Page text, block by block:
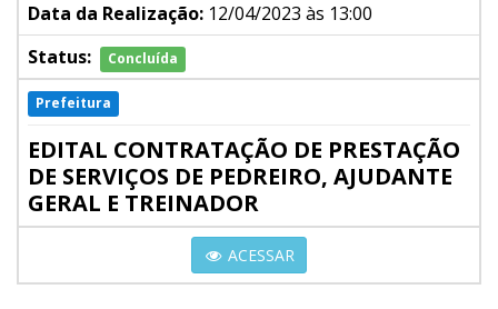
Data da Realização: 12/04/2023 às 13:00
Status:
Concluída
Prefeitura
EDITAL CONTRATAÇÃO DE PRESTAÇÃO
DE SERVIÇOS DE PEDREIRO, AJUDANTE
GERAL E TREINADOR
ACESSAR